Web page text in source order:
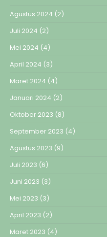
Agustus 2024 (2)
Juli 2024 (2)
Mei 2024 (4)
April 2024 (3)
Maret 2024 (4)
Januari 2024 (2)
Oktober 2023 (8)
September 2023 (4)
Agustus 2023 (9)
Juli 2023 (6)
Juni 2023 (3)
Mei 2023 (3)
April 2023 (2)
Maret 2023 (4)